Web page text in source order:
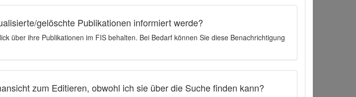
gelöschte Publikationen informiert werde?
über ihre Publikationen im FIS behalten. Bei Bedarf können Sie diese Benachrichtigung
zum Editieren, obwohl ich sie über die Suche finden kann?